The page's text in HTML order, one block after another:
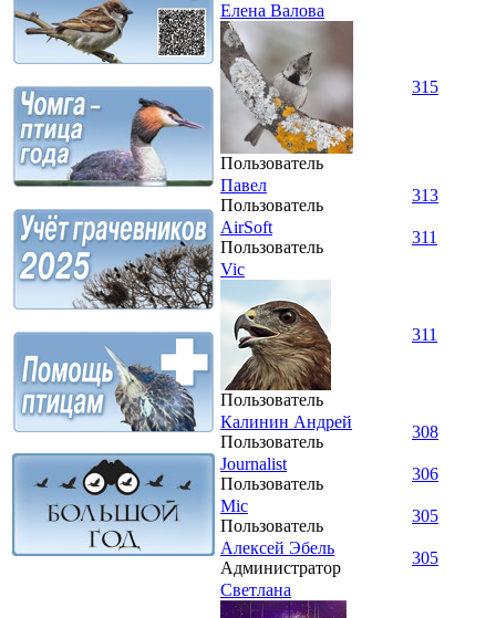
Елена Валова
Пользователь
315
Павел
Пользователь
313
AirSoft
Пользователь
311
Vic
Пользователь
311
Калинин Андрей
Пользователь
308
Journalist
Пользователь
306
Mic
Пользователь
305
Алексей Эбель
Администратор
305
Светлана